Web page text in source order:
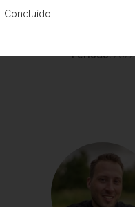
Concluído
Período:2022